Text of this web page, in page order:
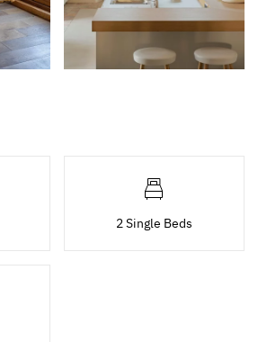
2 Single Beds